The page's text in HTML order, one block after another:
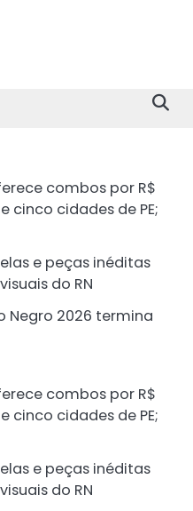
combos por R$
cinco cidades de PE;
e peças inéditas
do RN
Negro 2026 termina
combos por R$
cinco cidades de PE;
e peças inéditas
do RN